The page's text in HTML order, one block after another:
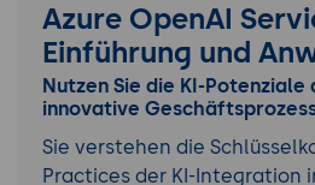
Azure OpenAI
Einführung und
Nutzen Sie die KI-
innovative
Sie verstehen die
Practices der KI-Integration